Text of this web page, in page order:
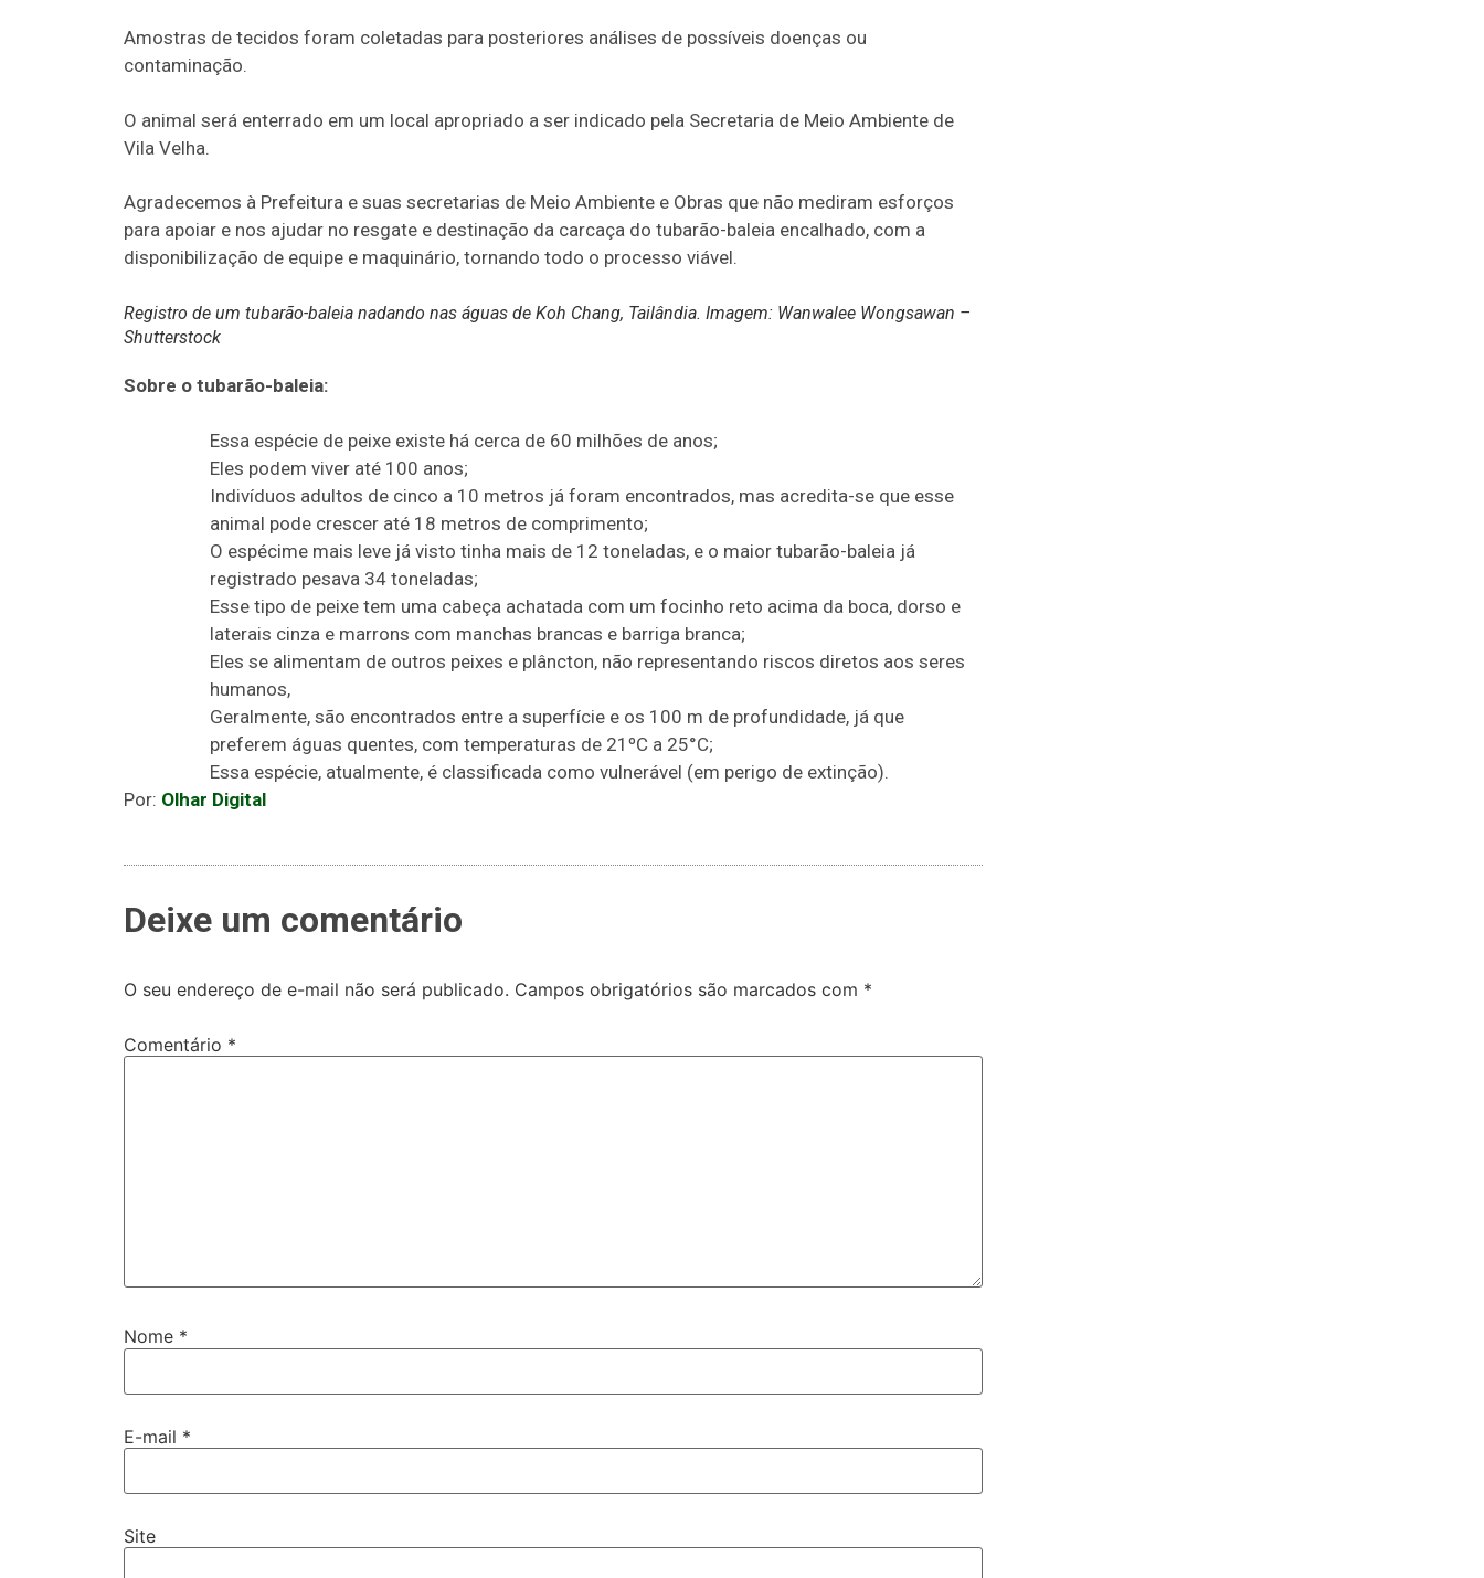
Amostras de tecidos foram coletadas para posteriores análises de possíveis doenças ou
contaminação.
O animal será enterrado em um local apropriado a ser indicado pela Secretaria de Meio Ambiente de
Vila Velha.
Agradecemos à Prefeitura e suas secretarias de Meio Ambiente e Obras que não mediram esforços
para apoiar e nos ajudar no resgate e destinação da carcaça do tubarão-baleia encalhado, com a
disponibilização de equipe e maquinário, tornando todo o processo viável.
Registro de um tubarão-baleia nadando nas águas de Koh Chang, Tailândia. Imagem: Wanwalee Wongsawan –
Shutterstock
Sobre o tubarão-baleia:
Essa espécie de peixe existe há cerca de 60 milhões de anos;
Eles podem viver até 100 anos;
Indivíduos adultos de cinco a 10 metros já foram encontrados, mas acredita-se que esse
animal pode crescer até 18 metros de comprimento;
O espécime mais leve já visto tinha mais de 12 toneladas, e o maior tubarão-baleia já
registrado pesava 34 toneladas;
Esse tipo de peixe tem uma cabeça achatada com um focinho reto acima da boca, dorso e
laterais cinza e marrons com manchas brancas e barriga branca;
Eles se alimentam de outros peixes e plâncton, não representando riscos diretos aos seres
humanos,
Geralmente, são encontrados entre a superfície e os 100 m de profundidade, já que
preferem águas quentes, com temperaturas de 21ºC a 25°C;
Essa espécie, atualmente, é classificada como vulnerável (em perigo de extinção).
Por: Olhar Digital
Deixe um comentário
O seu endereço de e-mail não será publicado. Campos obrigatórios são marcados com *
Comentário *
Nome *
E-mail *
Site